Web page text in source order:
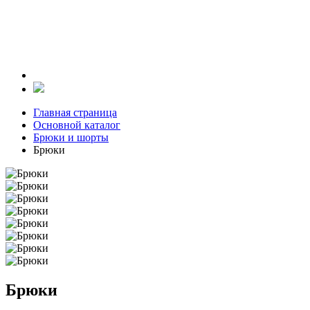
Главная страница
Основной каталог
Брюки и шорты
Брюки
Брюки